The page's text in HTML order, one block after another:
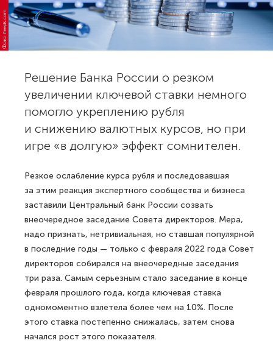
Фото: freepik.com
Решение Банка России о резком
увеличении ключевой ставки немного
помогло укреплению рубля
и снижению валютных курсов, но при
игре «в долгую» эффект сомнителен.
Резкое ослабление курса рубля и последовавшая
за этим реакция экспертного сообщества и бизнеса
заставили Центральный банк России созвать
внеочередное заседание Совета директоров. Мера,
надо признать, нетривиальная, но ставшая популярной
в последние годы — только с февраля 2022 года Совет
директоров собирался на внеочередные заседания
три раза. Самым серьезным стало заседание в конце
февраля прошлого года, когда ключевая ставка
одномоментно взлетела более чем на 10%. После
этого ставка постепенно снижалась, затем снова
начался рост этого показателя.